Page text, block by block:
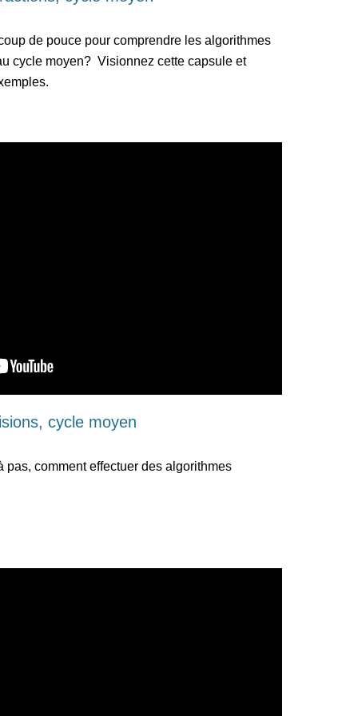
de pouce pour comprendre les algorithmes
cycle moyen?  Visionnez cette capsule et
cycle moyen
comment effectuer des algorithmes